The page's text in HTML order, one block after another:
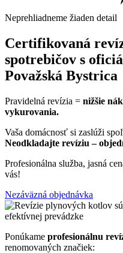
Neprehliadneme žiaden detail
Certifikovaná
spotrebičov s
Považská Bystrica
Pravidelná revízia = nižšie
vykurovania.
Vaša domácnosť si zaslúži
Neodkladajte revíziu –
Profesionálna služba, jasná
vás!
Nezáväzná objednávka
Ponúkame profesionálnu
renomovaných značiek: